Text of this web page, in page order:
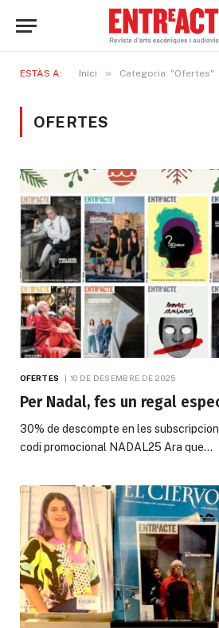
ESTÀS A: Inici » Categoria: "Ofertes"
OFERTES
OFERTES 10 DE DESEMBRE DE 2025
Per Nadal, fes un regal
30% de descompte en les
codi promocional NADAL25 Ara que…